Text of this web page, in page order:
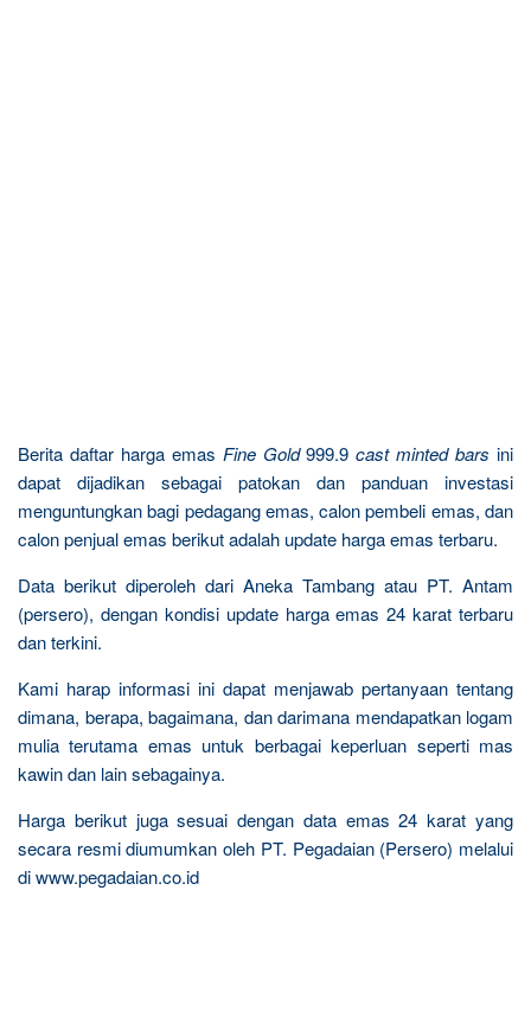
Berita daftar harga emas Fine Gold999.9cast minted barsini
dapat dijadikan sebagai patokan dan panduan investasi
menguntungkan bagi pedagang emas, calon pembeli emas, dan
calon penjual emas berikut adalah update harga emas terbaru.
Data berikut diperoleh dari Aneka Tambang atau PT. Antam
(persero), dengan kondisi update harga emas 24 karat terbaru
dan terkini.
Kami harap informasi ini dapat menjawab pertanyaan tentang
dimana, berapa, bagaimana, dan darimana mendapatkan logam
mulia terutama emas untuk berbagai keperluan seperti mas
kawin dan lain sebagainya.
Harga berikut juga sesuai dengan data emas 24 karat yang
secara resmi diumumkan oleh PT. Pegadaian (Persero) melalui
di www.pegadaian.co.id